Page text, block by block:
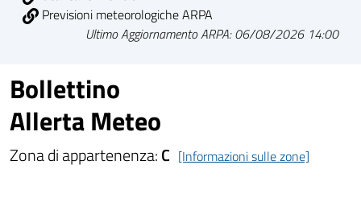
Previsioni meteorologiche ARPA
Ultimo Aggiornamento ARPA: 06/08/2026 14:00
Bollettino
Allerta Meteo
Zona di appartenenza:C [Informazioni sulle zone]